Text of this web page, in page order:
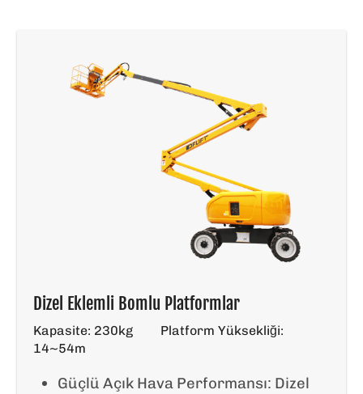
Dizel Eklemli Bomlu Platformlar
Kapasite: 230kg
Platform Yüksekliği:
14~54m
Güçlü Açık Hava Performansı: Dizel